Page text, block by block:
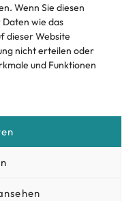
Wenn Sie diesen
wie das
dieser Website
nicht erteilen oder
und Funktionen
am See?